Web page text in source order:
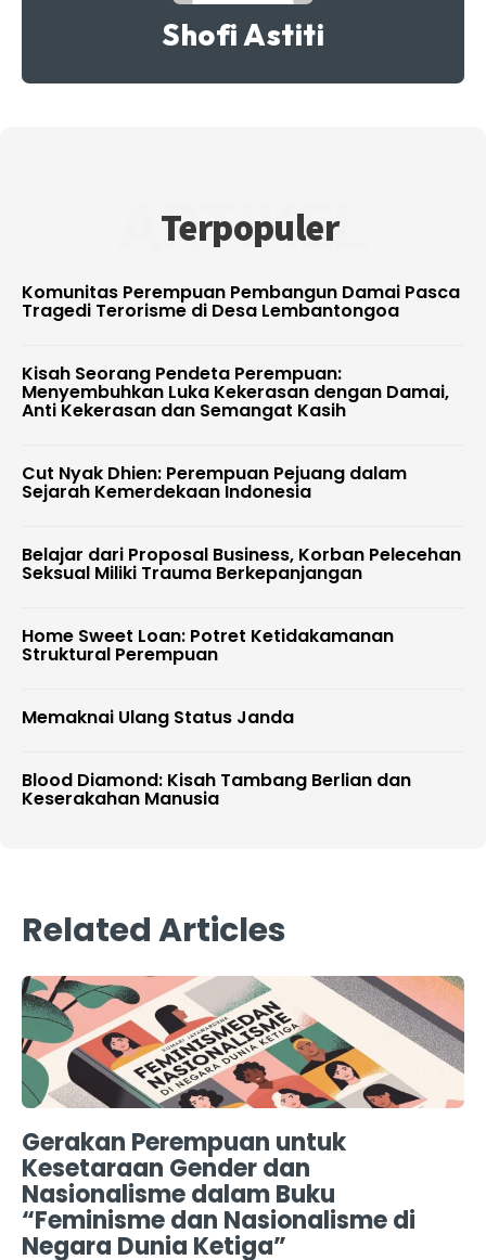
Shofi Astiti
Terpopuler
ARTIKEL
Komunitas Perempuan Pembangun Damai Pasca
Tragedi Terorisme di Desa Lembantongoa
Kisah Seorang Pendeta Perempuan:
Menyembuhkan Luka Kekerasan dengan Damai,
Anti Kekerasan dan Semangat Kasih
Cut Nyak Dhien: Perempuan Pejuang dalam
Sejarah Kemerdekaan Indonesia
Belajar dari Proposal Business, Korban Pelecehan
Seksual Miliki Trauma Berkepanjangan
Home Sweet Loan: Potret Ketidakamanan
Struktural Perempuan
Memaknai Ulang Status Janda
Blood Diamond: Kisah Tambang Berlian dan
Keserakahan Manusia
Related Articles
Gerakan Perempuan untuk
Kesetaraan Gender dan
Nasionalisme dalam Buku
“Feminisme dan Nasionalisme di
Negara Dunia Ketiga”